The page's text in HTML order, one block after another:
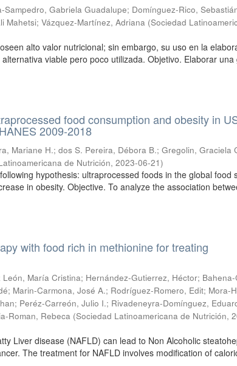
Sampedro, Gabriela Guadalupe; Domínguez-Rico,
Mahetsi;Vázquez-Martínez, Adriana (Sociedad
alto valor nutricional; sin embargo, su uso en la
viable pero poco utilizada. Objetivo. Elaborar una
food consumption and obesity in
2009-2018
Mariane H.;dos S. Pereira, Débora B.;Gregolin, Graciela
de Nutrición,2023-06-21)
hypothesis: ultraprocessed foods in the global food
in obesity. Objective. To analyze the association
with food rich in methionine for treating
León, María Cristina; Hernández-Gutierrez, Héctor;
; Marin-Carmona, José A.; Rodríguez-Romero, Edit; Mora-
; Peréz-Carreón, Julio I.; Rivadeneyra-Domínguez,
Roman, Rebeca (Sociedad Latinoamericana de Nutrición,
Liver disease (NAFLD) can lead to Non Alcoholic
The treatment for NAFLD involves modification of